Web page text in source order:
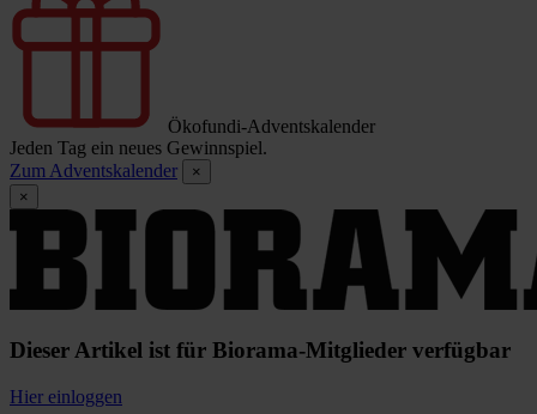
Ökofundi-Adventskalender
Jeden Tag ein neues Gewinnspiel.
Zum Adventskalender
×
×
Dieser Artikel ist für Biorama-Mitglieder verfügbar
Hier einloggen